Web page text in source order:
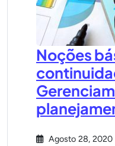
Noções
Agosto 28, 2020